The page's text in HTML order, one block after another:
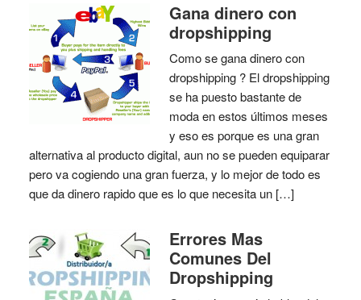
Gana dinero con
dropshipping
Como se gana dinero con
dropshipping ? El dropshipping
se ha puesto bastante de
moda en estos últimos meses
y eso es porque es una gran
alternativa al producto digital, aun no se pueden equiparar
pero va cogiendo una gran fuerza, y lo mejor de todo es
que da dinero rapido que es lo que necesita un […]
Errores Mas
Comunes Del
Dropshipping